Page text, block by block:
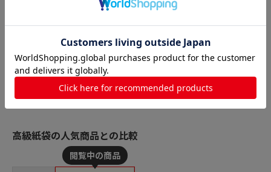
高級紙袋の人気商品との比較